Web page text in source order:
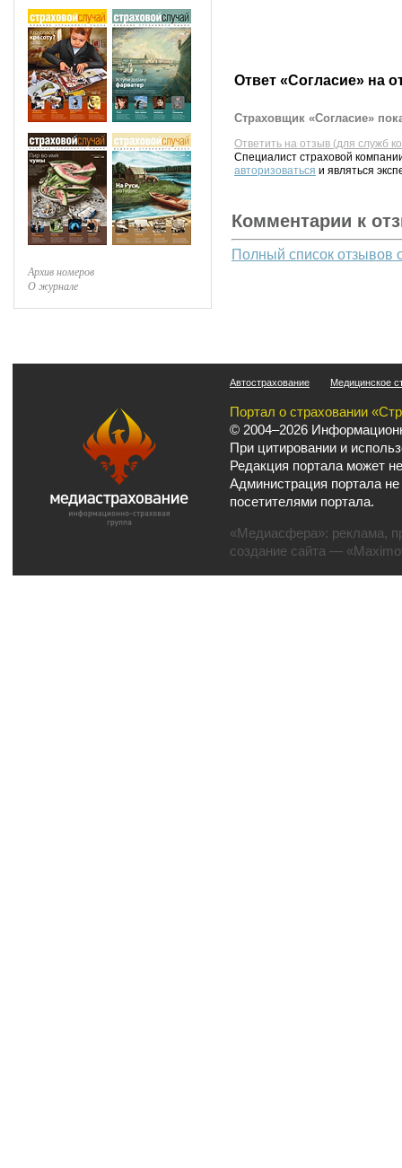
Архив номеров
О журнале
Ответ «Согласие» на
Страховщик «Согласие»
Ответить на отзыв (для служб
Специалист страховой
авторизоваться и являться
Комментарии к
Полный список отзывов
Автострахование Медицинское
Портал о страховании
© 2004–2026
При цитировании и
Редакция портала может
Администрация портала
посетителями портала.
«Медиасфера»: реклама,
создание сайта —